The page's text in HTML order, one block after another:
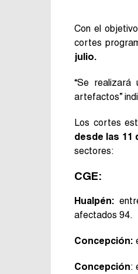
Con el
cortes
julio.
“Se realizará
artefactos”
Los cortes
desde las 11
sectores:
CGE:
Hualpén:
afectados 94.
Concepción:
Concepción: